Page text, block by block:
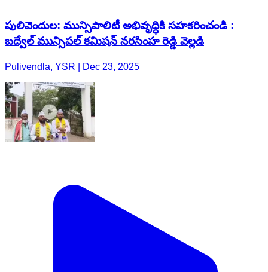
పులివెందుల: మున్సిపాలిటీ అభివృద్ధికి సహకరించండి :
బద్వేల్ మున్సిపల్ కమిషన్ నరసింహ రెడ్డి వెల్లడి
Pulivendla, YSR | Dec 23, 2025